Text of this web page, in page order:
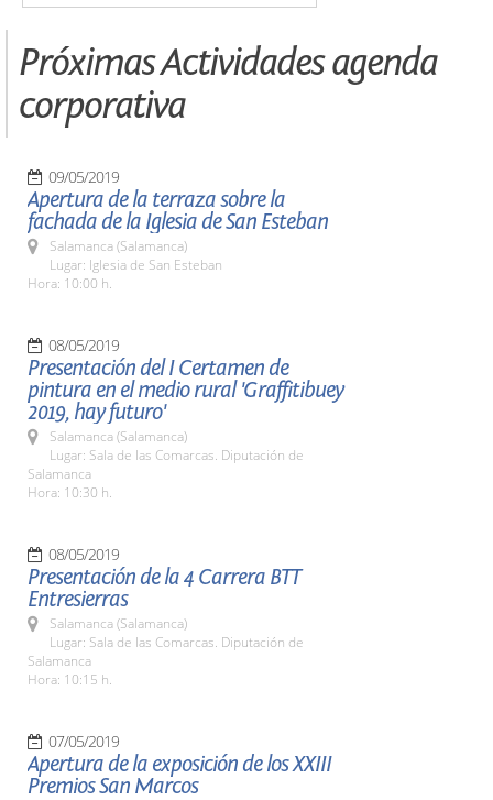
Próximas Actividades agenda
corporativa
09/05/2019
Apertura de la terraza sobre la
fachada de la Iglesia de San Esteban
Salamanca (Salamanca)
Lugar: Iglesia de San Esteban
Hora: 10:00 h.
08/05/2019
Presentación del I Certamen de
pintura en el medio rural 'Graffitibuey
2019, hay futuro'
Salamanca (Salamanca)
Lugar: Sala de las Comarcas. Diputación de
Salamanca
Hora: 10:30 h.
08/05/2019
Presentación de la 4 Carrera BTT
Entresierras
Salamanca (Salamanca)
Lugar: Sala de las Comarcas. Diputación de
Salamanca
Hora: 10:15 h.
07/05/2019
Apertura de la exposición de los XXIII
Premios San Marcos